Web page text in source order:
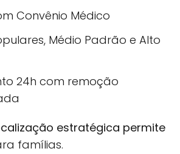
Convênio Médico
Médio Padrão e Alto
24h com remoção
estratégica permite
famílias.